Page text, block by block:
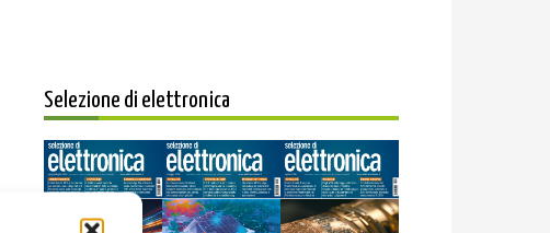
Selezione di elettronica